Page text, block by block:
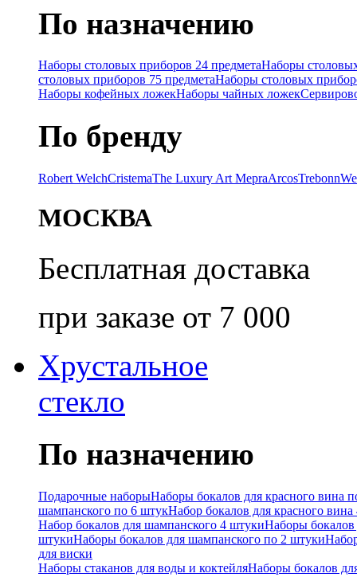
По назначению
Наборы столовых приборов 24 предметаНаборы
столовых приборов 75 предметаНаборы столовых
Наборы кофейных ложекНаборы чайных ложек
По бренду
Robert WelchCristemaThe Luxury Art MepraArcosTrebonn
МОСКВА
Бесплатная доставка
при заказе от 7 000
Хрустальное
стекло
По назначению
Подарочные наборыНаборы бокалов для красного вина
шампанского по 6 штукНабор бокалов для красного
Набор бокалов для шампанского 4 штукиНаборы бокалов
штукиНаборы бокалов для шампанского по 2 штуки
для виски
Наборы стаканов для воды и коктейляНаборы бокалов